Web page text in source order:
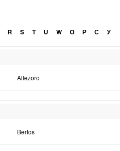
R S T U W О Р С У
Altezoro
Bertos